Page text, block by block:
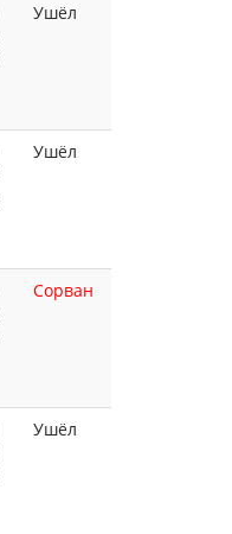
Ушёл
Ушёл
Сорван
Ушёл